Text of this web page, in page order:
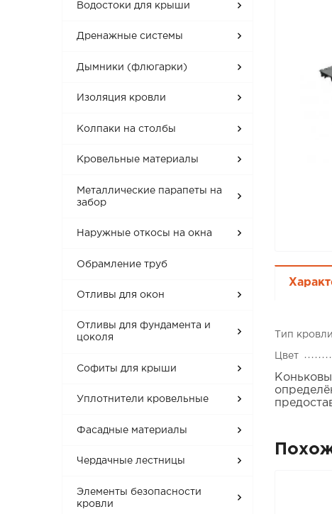
Водостоки для крыши
Дренажные системы
Дымники (флюгарки)
Изоляция кровли
Колпаки на столбы
Кровельные материалы
Металлические парапеты на
забор
Наружные откосы на окна
Обрамление труб
Отливы для окон
Отливы для фундамента и
цоколя
Софиты для крыши
Уплотнители кровельные
Фасадные материалы
Чердачные лестницы
Элементы безопасности
кровли
Тип кровли
Цвет